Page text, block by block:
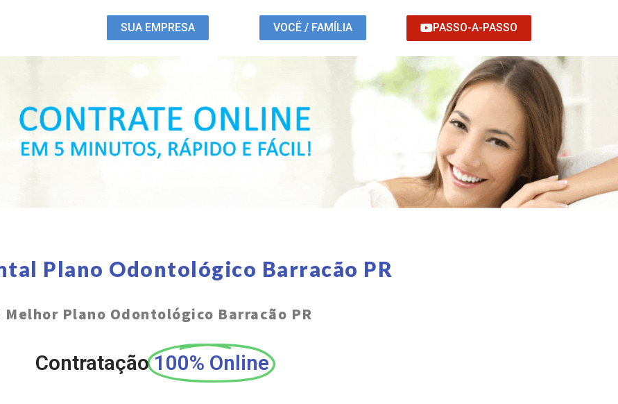
SUA EMPRESA VOCÊ / FAMÍLIA PASSO-A-PASSO
Plano Odontológico Barracão PR
Melhor Plano Odontológico Barracão PR
Contratação 100% Online